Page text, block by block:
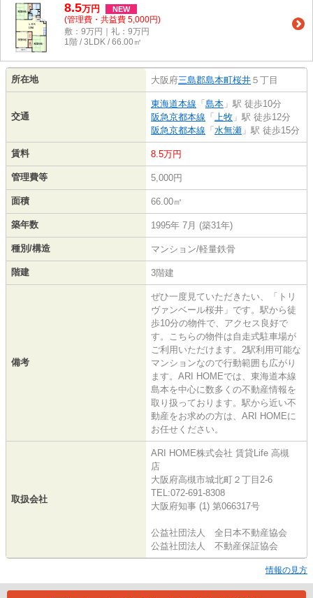
8.5万円 NEW
(管理費・共益費 5,000円)
敷：9万円｜礼：9万円
1階 / 3LDK / 66.00㎡
所在地 大阪府三島郡島本町桜井 ５丁目
交通
東海道本線 「 島本 」駅 徒歩10分
阪急京都本線 「 上牧 」駅 徒歩12分
阪急京都本線 「 水無瀬 」駅 徒歩15分
賃料 8.5万円
管理費等 5,000円
面積 66.00㎡
築年数 1995年 7月 (築31年)
種別/構造 マンション/軽量鉄骨
階建 3階建
備考
ぜひ一度見ていただきたい、「トリ
ヴァンベール桜井」です。駅から徒
歩10分の物件で、アクセス良好で
す。こちらの物件は自走式駐車場が
ご利用いただけます。2駅利用可能な
マンションなので行動範囲も広がり
ます。ARI HOMEでは、東海道本線
島本を中心に数多くの不動産情報を
取り扱っております。駅から近い不
動産をお求めの方は、ARI HOMEに
お任せください。
取扱会社
ARI HOME株式会社 賃貸Life 高槻
店
大阪府高槻市城北町２丁目2-6
TEL:072-691-8308
大阪府知事 (1) 第066317号
公益社団法人 全日本不動産協会
公益社団法人 不動産保証協会
情報の見方